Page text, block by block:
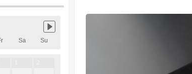
Sa Su